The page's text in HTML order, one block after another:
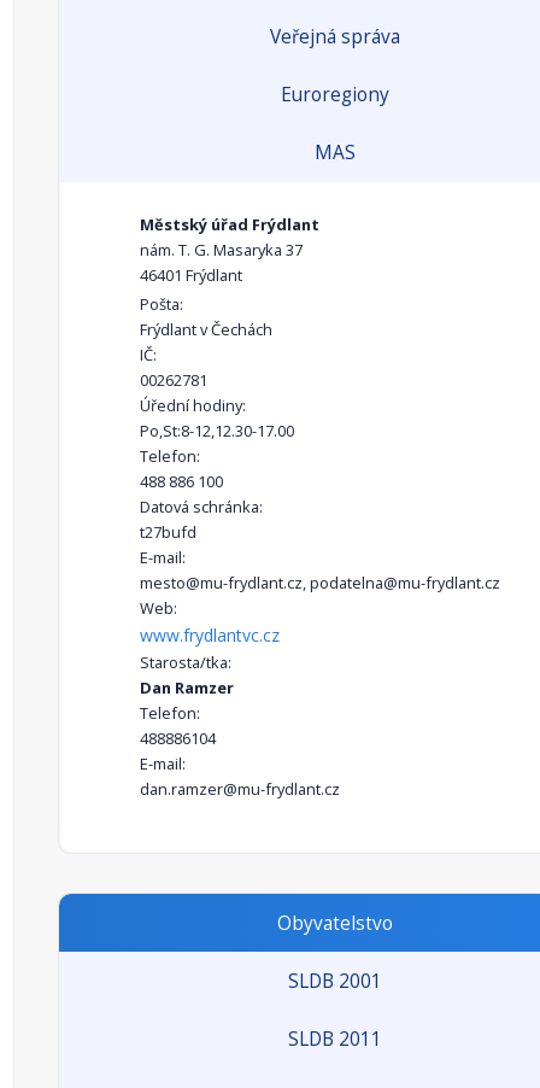
Veřejná správa
Euroregiony
MAS
Městský úřad Frýdlant
nám. T. G. Masaryka 37
46401 Frýdlant
Pošta:
Frýdlant v Čechách
IČ:
00262781
Úřední hodiny:
Po,St:8-12,12.30-17.00
Telefon:
488 886 100
Datová schránka:
t27bufd
E-mail:
mesto@mu-frydlant.cz, podatelna@mu-frydlant.cz
Web:
www.frydlantvc.cz
Starosta/tka:
Dan Ramzer
Telefon:
488886104
E-mail:
dan.ramzer@mu-frydlant.cz
Obyvatelstvo
SLDB 2001
SLDB 2011